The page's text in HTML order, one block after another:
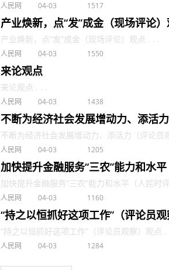
人民网 04-03 1517
产业焕新，点“发”成金（现场评论
产业焕新，点“发”成金（现场评论）观点 . . .
人民网 04-03 1550
来论观点
来论观点 . . .
人民网 04-03 1438
不断为经济社会发展增动力、添活
不断为经济社会发展增动力、添活力（评论员
人民网 04-03 1205
加快提升金融服务“三农”能力和水
加快提升金融服务“三农”能力和水平（人民时
人民网 04-03 1160
“持之以恒抓好这项工作”（评论员
“持之以恒抓好这项工作”（评论员观察）观点 .
人民网 04-03 1284